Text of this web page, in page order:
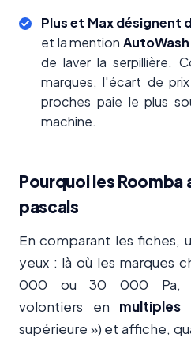
Plus et Max désignent
et la mention AutoWash
de laver la serpillière.
marques, l'écart de
proches paie le plus
machine.
Pourquoi les
pascals
En comparant les fiches,
yeux : là où les marques
000 ou 30 000 Pa,
volontiers en multiples
supérieure ») et affiche,